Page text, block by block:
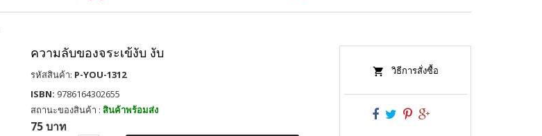
ความลับของจระเข้งับ งับ
รหัสสินค้า: P-YOU-1312
ISBN: 9786164302655
สถานะของสินค้า : สินค้าพร้อมส่ง
75 บาท
วิธีการสั่งซื้อ